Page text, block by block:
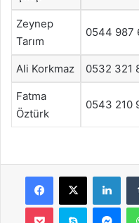
Zeynep
Tarım
0544 987
Ali Korkmaz 0532 321
Fatma
Öztürk
0543 210
Facebook
X
Pocket Skype